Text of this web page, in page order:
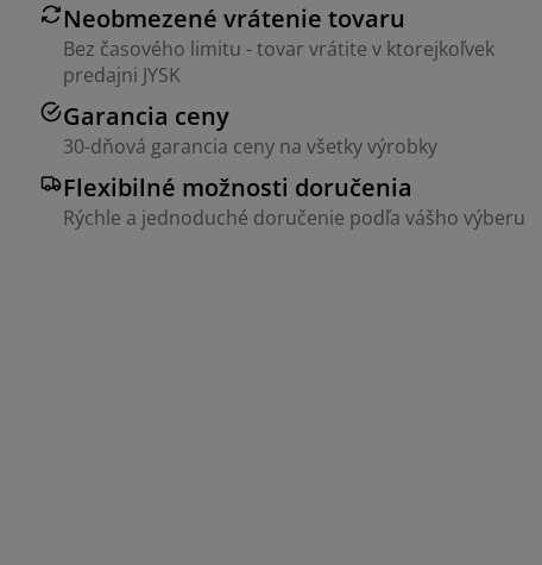
Neobmezené vrátenie tovaru
Bez časového limitu - tovar vrátite v ktorejkoľvek
predajni JYSK
Garancia ceny
30-dňová garancia ceny na všetky výrobky
Flexibilné možnosti doručenia
Rýchle a jednoduché doručenie podľa vášho výberu